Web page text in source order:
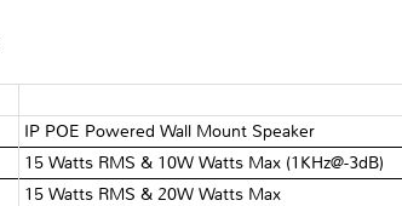
IP POE Powered Wall Mount Speaker
15 Watts RMS & 10W Watts Max (1KHz@-3dB)
15 Watts RMS & 20W Watts Max